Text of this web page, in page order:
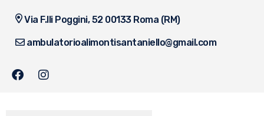
Via F.lli Poggini, 52 00133 Roma (RM)
ambulatorioalimontisantaniello@gmail.com